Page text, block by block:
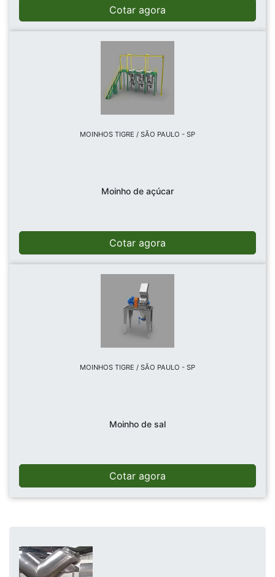
Cotar agora
MOINHOS TIGRE / SÃO PAULO - SP
Moinho de açúcar
Cotar agora
MOINHOS TIGRE / SÃO PAULO - SP
Moinho de sal
Cotar agora